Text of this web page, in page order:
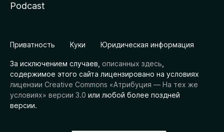
Podcast
Приватность Куки Юридическая информация
За исключением случаев, описанных здесь
содержимое этого сайта лицензировано на условиях
лицензии Creative Commons «Атрибуция — На тех же
условиях» версии 3.0 или любой более поздней
версии.